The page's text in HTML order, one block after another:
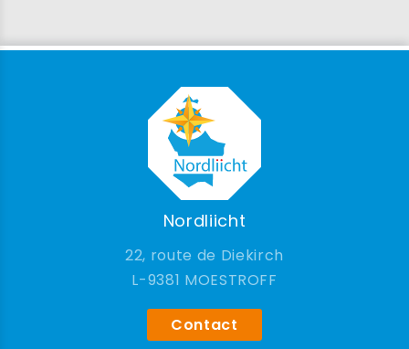
Nordliicht
22, route de Diekirch
9381 MOESTROFF
Contact